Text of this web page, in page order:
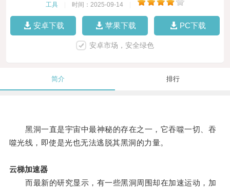
工具 时间：2025-09-14
安卓下载 苹果下载 PC下载
安卓市场，安全绿色
简介 排行
黑洞一直是宇宙中最神秘的存在之一，它吞噬一切、吞
噬光线，即使是光也无法逃脱其黑洞的力量。
云梯加速器
而最新的研究显示，有一些黑洞周围却在加速运动，加